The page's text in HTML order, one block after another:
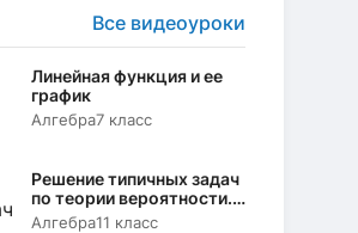
Все видеоуроки
Линейная функция и ее
график
Алгебра7 класс
Решение типичных задач
по теории вероятности.
Задача 1
Алгебра11 класс